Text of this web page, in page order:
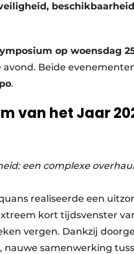
op woensdag
Beide
.
van het Jaar
een complexe
realiseerde een
kort tijdsvenster
vergen. Dankzij
samenwerking